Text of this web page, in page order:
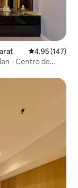
Calificación
4.95 (147)
- Centro de